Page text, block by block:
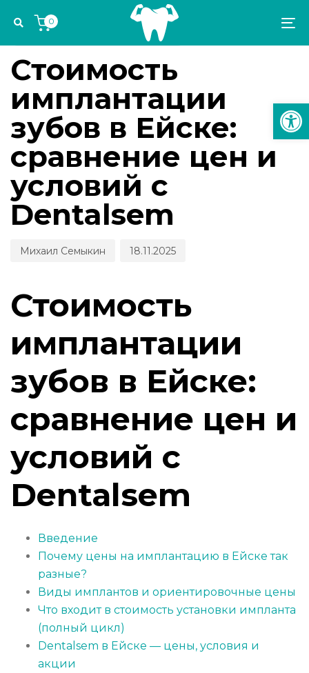
links
navigation
Skip
content
0
IN:
ИМПЛАНТОЛОГИЯ И ОРТОПЕДИЯ
Стоимость
имплантации
зубов в Ейске:
сравнение цен и
условий с
Dentalsem
Михаил Семыкин
on:
18.11.2025
Стоимость
имплантации
зубов в Ейске:
сравнение цен и
условий с
Dentalsem
Введение
Почему цены на имплантацию в Ейске так
разные?
Виды имплантов и ориентировочные цены
Что входит в стоимость установки импланта
(полный цикл)
Dentalsem в Ейске — цены, условия и
акции